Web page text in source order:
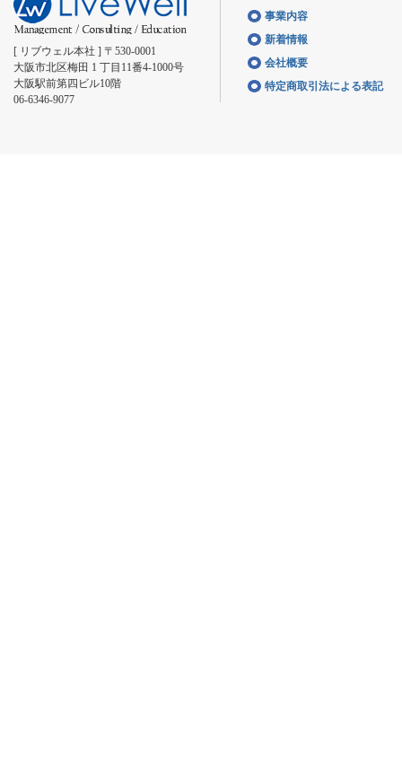
[ リブウェル本社 ] 〒530-0001
大阪市北区梅田 1 丁目11番4-1000号
大阪駅前第四ビル10階
06-6346-9077
事業内容
新着情報
会社概要
特定商取引法による表記